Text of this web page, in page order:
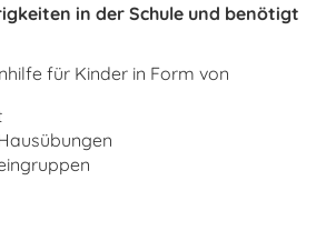
in der Schule und benötigt
für Kinder in Form von